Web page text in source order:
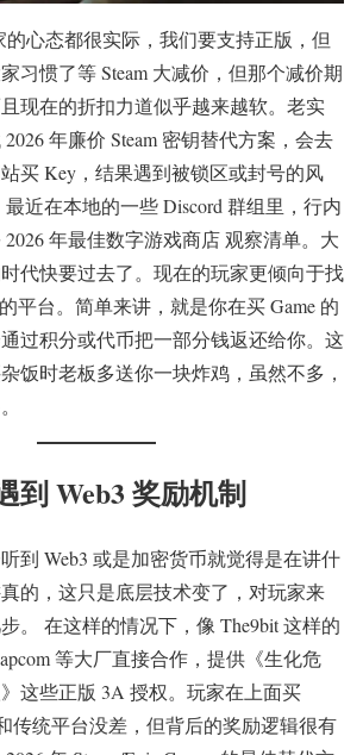
的心态都很实际，我们要支持正版，但
习惯了等 Steam 大减价，但那个减价期
现在的折扣力道似乎越来越软。老实
年廉价 Steam 密钥替代方案，会去
买 Key，结果遇到被锁区或封号的风
近在本地的一些 Discord 群组里，行内
年最佳数字游戏商店 观察清单。大
代快要过去了。现在的玩家更倾向于找
平台。简单来讲，就是你在买 Game 的
过积分或代币把一部分钱返还给你。这
饭时老板多送你一块炸鸡，虽然不多，
到 Web3 奖励机制
到 Web3 或是加密货币就觉得是在讲什
的，这只是底层技术变了，对玩家来
。 在这样的情况下，像 The9bit 这样的
等大厂直接合作，提供《生化危
这些正版 3A 授权。玩家在上面买
传统平台没差，但背后的奖励逻辑很有